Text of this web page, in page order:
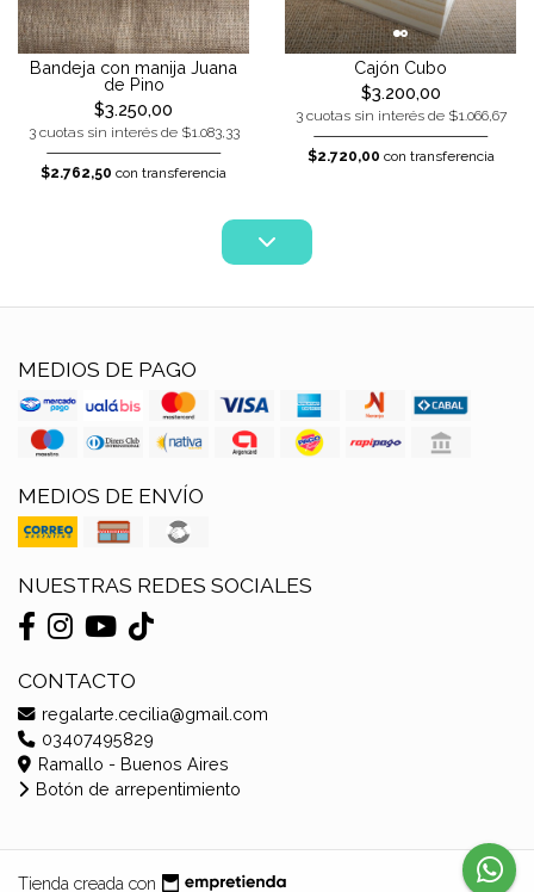
Bandeja con manija Juana
de Pino
$3.250,00
3 cuotas sin interés de $1.083,33
$2.762,50 con transferencia
Cajón Cubo
$3.200,00
3 cuotas sin interés de $1.066,67
$2.720,00 con transferencia
MEDIOS DE PAGO
MEDIOS DE ENVÍO
NUESTRAS REDES SOCIALES
CONTACTO
regalarte.cecilia@gmail.com
03407495829
Ramallo - Buenos Aires
Botón de arrepentimiento
Tienda creada con